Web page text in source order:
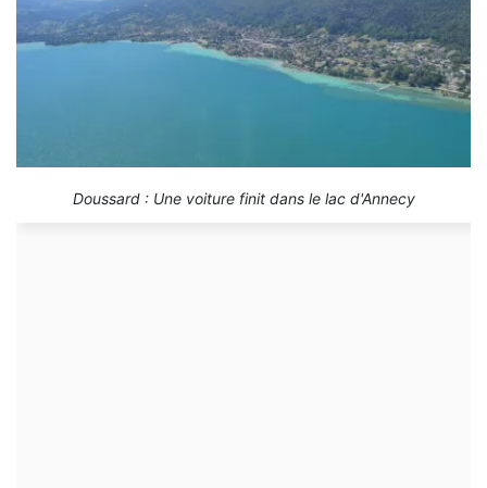
Doussard : Une voiture finit dans le lac d'Annecy